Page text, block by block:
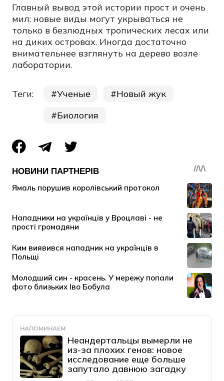
Главный вывод этой истории прост и очень
мил: новые виды могут укрываться не
только в безлюдных тропических лесах или
на диких островах. Иногда достаточно
внимательнее взглянуть на дерево возле
лаборатории.
Теги: Ученые
Новый жук
Биология
НАПОМИНАЕМ
Неандертальцы вымерли не
из-за плохих генов: новое
исследование еще больше
запутало давнюю загадку